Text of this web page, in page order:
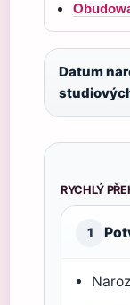
Datum
RYCHLÝ
1